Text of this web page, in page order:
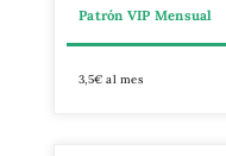
Patrón VIP Mensual
3,5€ al mes